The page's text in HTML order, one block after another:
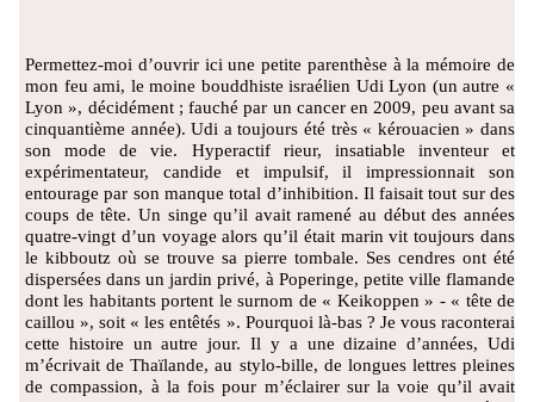
Permettez-moi d’ouvrir ici une petite parenthèse à la mémoire de
mon feu ami, le moine bouddhiste israélien Udi Lyon (un autre «
Lyon », décidément ; fauché par un cancer en 2009, peu avant sa
cinquantième année). Udi a toujours été très « kérouacien » dans
son mode de vie. Hyperactif rieur, insatiable inventeur et
expérimentateur, candide et impulsif, il impressionnait son
entourage par son manque total d’inhibition. Il faisait tout sur des
coups de tête. Un singe qu’il avait ramené au début des années
quatre-vingt d’un voyage alors qu’il était marin vit toujours dans
le kibboutz où se trouve sa pierre tombale. Ses cendres ont été
dispersées dans un jardin privé, à Poperinge, petite ville flamande
dont les habitants portent le surnom de « Keikoppen » - « tête de
caillou », soit « les entêtés ». Pourquoi là-bas ? Je vous raconterai
cette histoire un autre jour. Il y a une dizaine d’années, Udi
m’écrivait de Thaïlande, au stylo-bille, de longues lettres pleines
de compassion, à la fois pour m’éclairer sur la voie qu’il avait